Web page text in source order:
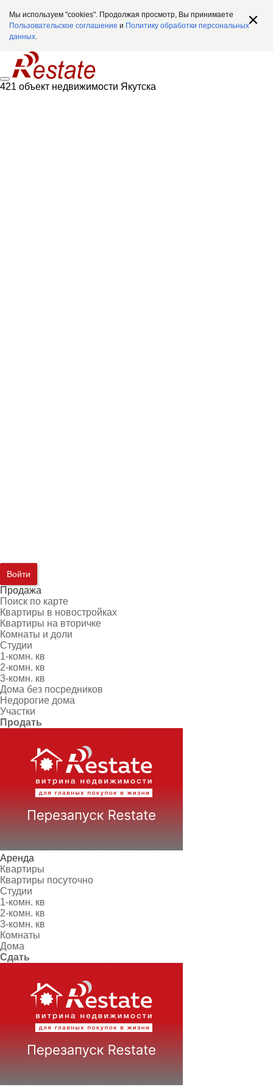
Мы используем "cookies". Продолжая просмотр, Вы принимаете
Пользовательское соглашение и Политику обработки персональных
данных.
421 объект недвижимости Якутска
Войти
Продажа
Поиск по карте
Квартиры в новостройках
Квартиры на вторичке
Комнаты и доли
Студии
1-комн. кв
2-комн. кв
3-комн. кв
Дома без посредников
Недорогие дома
Участки
Продать
Аренда
Квартиры
Квартиры посуточно
Студии
1-комн. кв
2-комн. кв
3-комн. кв
Комнаты
Дома
Сдать